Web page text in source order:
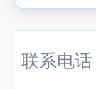
联系电